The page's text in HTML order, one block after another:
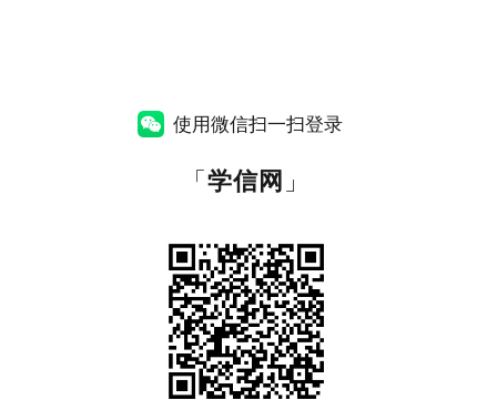
使用微信扫一扫登录
「学信网 」